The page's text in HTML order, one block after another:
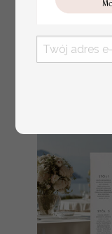
z tłoczonymi
eleganckie
numerki na stół
dekoracja stołów